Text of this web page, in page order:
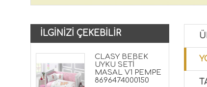
İLGINIZI ÇEKEBILIR
CLASY BEBEK
UYKU SETİ
MASAL V1 PEMPE
8696474000150